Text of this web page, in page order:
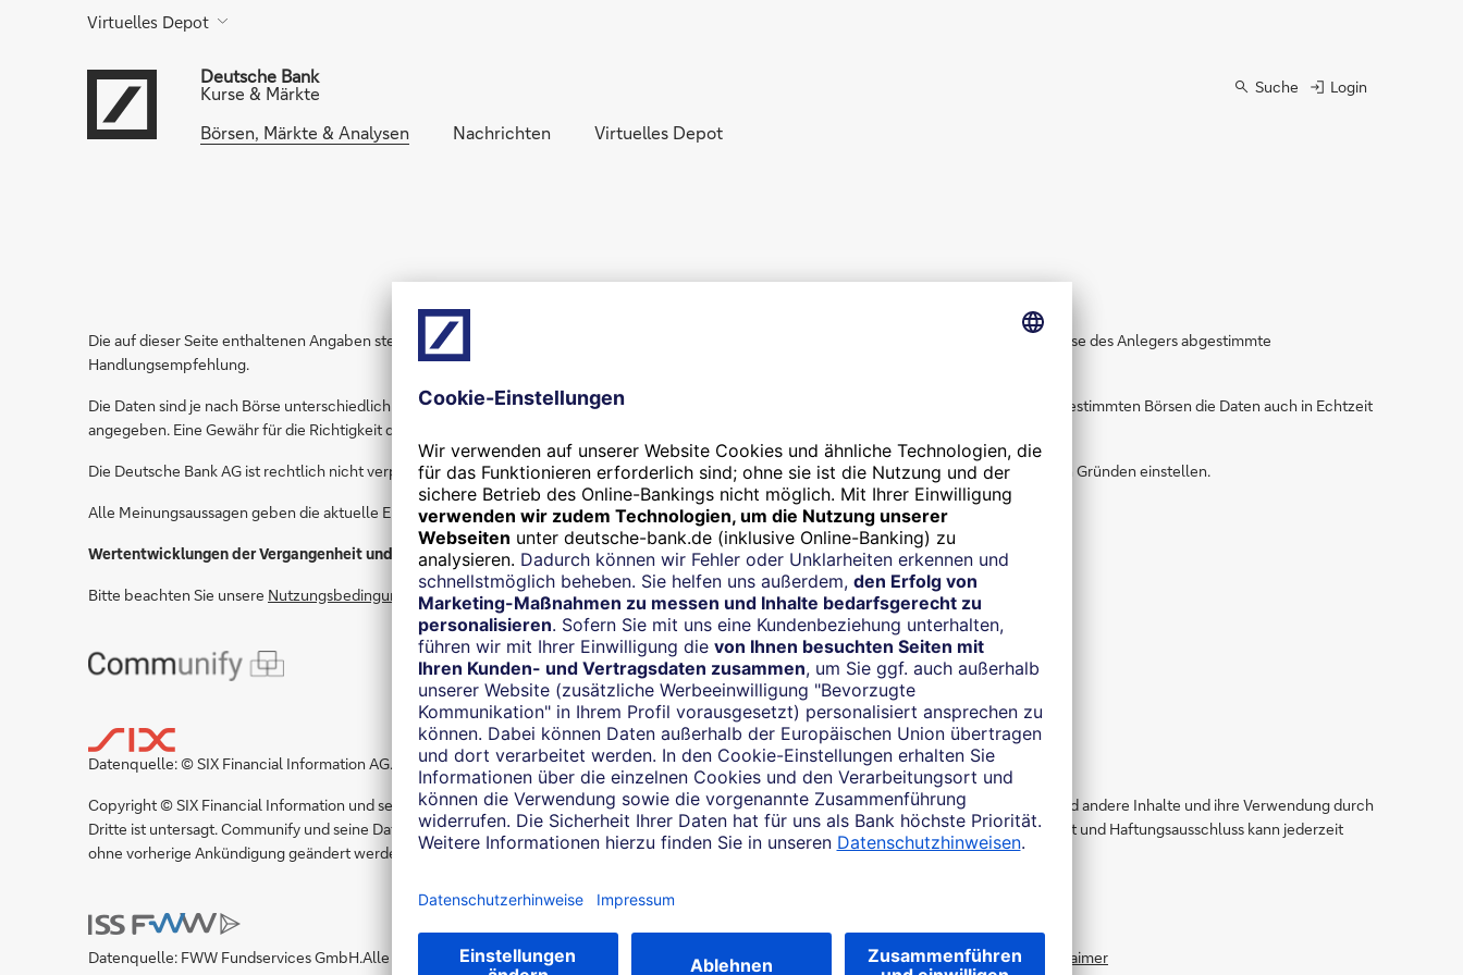
Direkt zum Hauptinhalt (Enter drücken)
Virtuelles Depot
Deutsche Bank
Kurse & Märkte Suche Login
Börsen, Märkte & Analysen Nachrichten Virtuelles Depot
Die auf dieser Seite enthaltenen Angaben stellen keine Anlageberatung dar. Die Angaben sind insbesondere keine auf die individuellen Verhältnisse des Anlegers abgestimmte
Handlungsempfehlung.
Die Daten sind je nach Börse unterschiedlich verzögert, mindestens jedoch um 15 Minuten. Je nach Abonnement der Nutzer/innen werden bei bestimmten Börsen die Daten auch in Echtzeit
angegeben. Eine Gewähr für die Richtigkeit der Angaben wird nicht übernommen.
Die Deutsche Bank AG ist rechtlich nicht verpflichtet, Kurse und/oder Bewertungen anzuzeigen und kann die Anzeige jederzeit ohne Angabe von Gründen einstellen.
Alle Meinungsaussagen geben die aktuelle Einschätzung wieder, die ohne vorherige Ankündigung geändert werden können.
Wertentwicklungen der Vergangenheit und Prognosen sind kein verlässlicher Indikator für die künftige Wertentwicklung.
Bitte beachten Sie unsere Nutzungsbedingungen
Datenquelle: © SIX Financial Information AG.
Copyright © SIX Financial Information und seine Datenlieferanten und Dateneigentümer. Alle Rechte vorbehalten. Eine Weitergabe der Daten und andere Inhalte und ihre Verwendung durch
Dritte ist untersagt. Communify und seine Datenlieferanten und Dateneigentümer übernehmen weder Haftung noch Garantie. Vorliegender Inhalt und Haftungsausschluss kann jederzeit
ohne vorherige Ankündigung geändert werden.
Datenquelle: FWW Fundservices GmbH.Alle Angaben ohne Gewähr. Bitte beachten Sie den Haftungsausschluss unter:https://www.fww.de/disclaimer